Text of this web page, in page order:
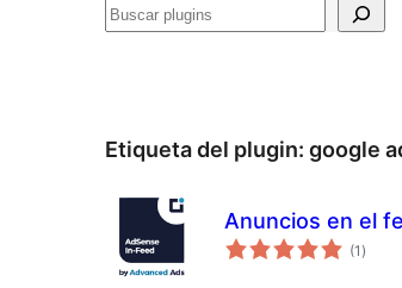
Buscar
Etiqueta del plugin: google
Anuncios en el
(1en
)